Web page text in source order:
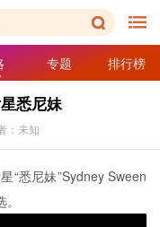
专题 排行榜
悉尼妹
：未知
“悉尼妹”Sydney Sween